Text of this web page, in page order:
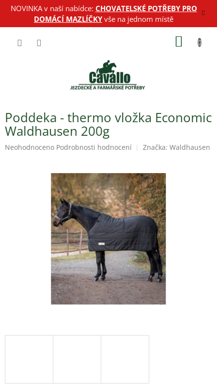
PřejítNOVINKA v naší nabídce: CHOVATELSKÉ POTŘEBY PRO
DOMÁCÍ MAZLÍČKYvše na jednom místě
Poddeka - thermo vložka Economic
Waldhausen 200g
Průměrné
Neohodnoceno Podrobnosti hodnocení Značka: Waldhausen